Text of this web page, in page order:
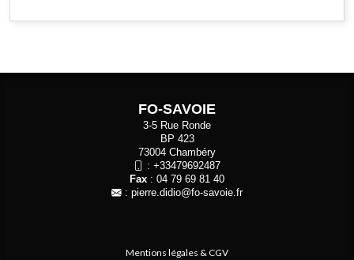
FO-SAVOIE
3-5 Rue Ronde
BP 423
73004 Chambéry
: +33479692487
Fax : 04 79 69 81 40
: pierre.didio@fo-savoie.fr
Mentions légales & CGV